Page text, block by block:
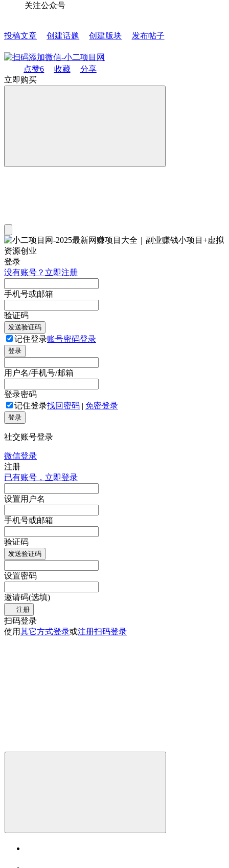
关注公众号
投稿文章 创建话题 创建版块 发布帖子
点赞6 收藏
分享
立即购买
登录
没有账号？立即注册
手机号或邮箱
验证码
发送验证码
记住登录账号密码登录
登录
用户名/手机号/邮箱
登录密码
记住登录找回密码 | 免密登录
登录
社交账号登录
微信登录
注册
已有账号，立即登录
设置用户名
手机号或邮箱
验证码
发送验证码
设置密码
邀请码(选填)
注册
扫码登录
使用其它方式登录或注册扫码登录